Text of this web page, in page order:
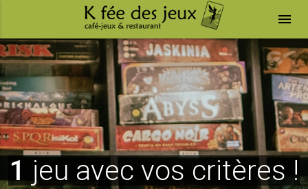
menu
1 jeu avec vos critères !